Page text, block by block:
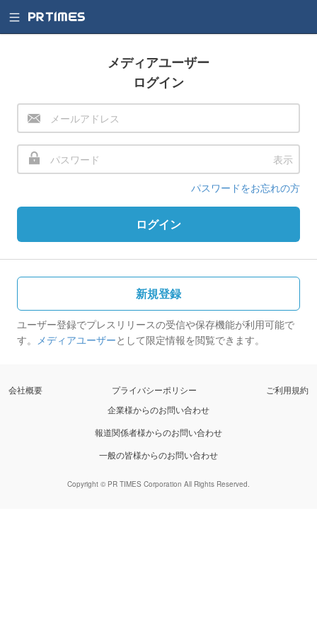
メディアユーザー
ログイン
表示
パスワードをお忘れの方
ログイン
新規登録
ユーザー登録でプレスリリースの受信や保存機能が利用可能で
す。 メディアユーザーとして限定情報を閲覧できます。
会社概要 プライバシーポリシー
ご利用規約
企業様からのお問い合わせ
報道関係者様からのお問い合わせ
一般の皆様からのお問い合わせ
Copyright © PR TIMES Corporation All Rights Reserved.